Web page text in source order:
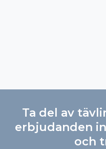
Ta del av
erbjudanden
och